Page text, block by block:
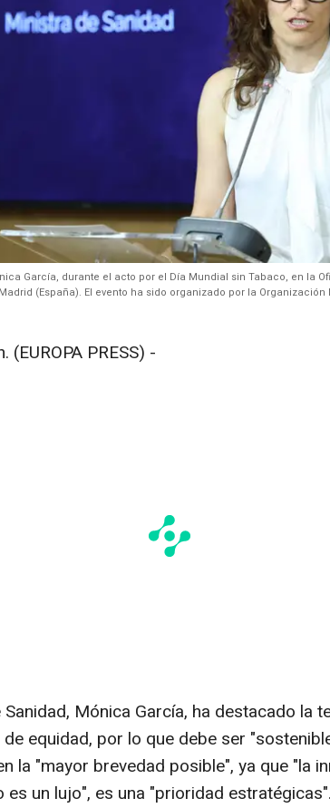
García, durante el acto por el Día Mundial sin Tabaco, en la
(España). El evento ha sido organizado por la
(EUROPA PRESS) -
Mónica García, ha destacado la
equidad, por lo que debe ser
la "mayor brevedad posible", ya que "la
es un lujo", es una "prioridad estratégicas".